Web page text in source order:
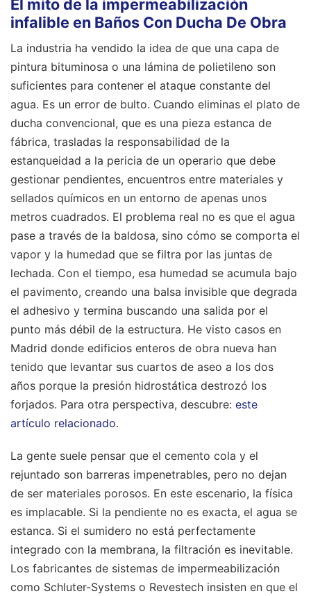
El mito de la impermeabilización
infalible en Baños Con Ducha De Obra
La industria ha vendido la idea de que una capa de
pintura bituminosa o una lámina de polietileno son
suficientes para contener el ataque constante del
agua. Es un error de bulto. Cuando eliminas el plato de
ducha convencional, que es una pieza estanca de
fábrica, trasladas la responsabilidad de la
estanqueidad a la pericia de un operario que debe
gestionar pendientes, encuentros entre materiales y
sellados químicos en un entorno de apenas unos
metros cuadrados. El problema real no es que el agua
pase a través de la baldosa, sino cómo se comporta el
vapor y la humedad que se filtra por las juntas de
lechada. Con el tiempo, esa humedad se acumula bajo
el pavimento, creando una balsa invisible que degrada
el adhesivo y termina buscando una salida por el
punto más débil de la estructura. He visto casos en
Madrid donde edificios enteros de obra nueva han
tenido que levantar sus cuartos de aseo a los dos
años porque la presión hidrostática destrozó los
forjados. Para otra perspectiva, descubre: este
artículo relacionado.
La gente suele pensar que el cemento cola y el
rejuntado son barreras impenetrables, pero no dejan
de ser materiales porosos. En este escenario, la física
es implacable. Si la pendiente no es exacta, el agua se
estanca. Si el sumidero no está perfectamente
integrado con la membrana, la filtración es inevitable.
Los fabricantes de sistemas de impermeabilización
como Schluter-Systems o Revestech insisten en que el